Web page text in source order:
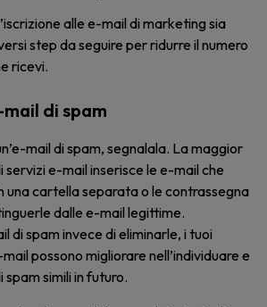
alle e-mail di marketing sia
step da seguire per ridurre il numero
ricevi.
mail di spam
mail di spam, segnalala. La maggior
e-mail inserisce le e-mail che
una cartella separata o le contrassegna
dalle e-mail legittime.
di spam invece di eliminarle, i tuoi
possono migliorare nell’individuare e
simili in futuro.